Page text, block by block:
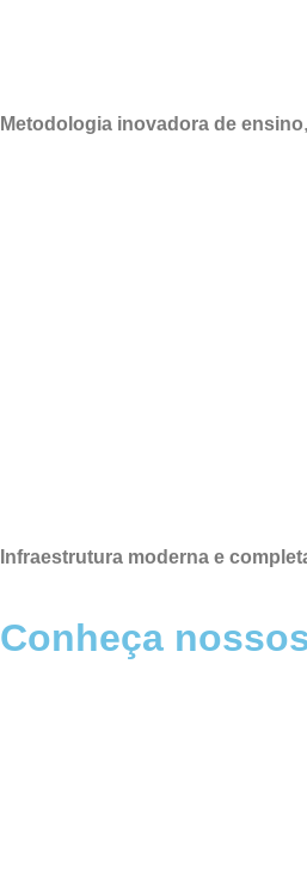
Metodologia inovadora de ensino
Infraestrutura moderna e
Conheça